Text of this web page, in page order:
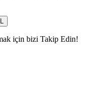
için bizi Takip Edin!